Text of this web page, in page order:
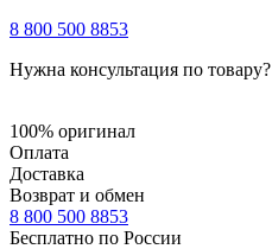
8 800 500 8853
Нужна консультация по товару?
100% оригинал
Оплата
Доставка
Возврат и обмен
8 800 500 8853
Бесплатно по России